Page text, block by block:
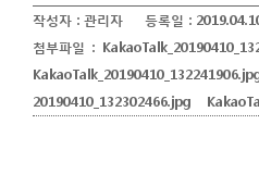
작성자 : 관리자 등록일 :
첨부파일 :
20190410_132302466.jpg